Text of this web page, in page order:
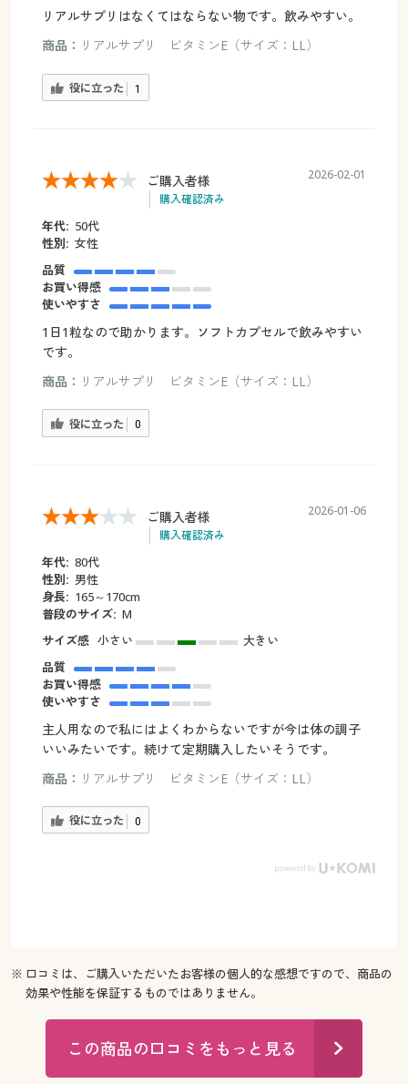
リアルサプリはなくてはならない物です。飲みやすい。
商品： リアルサプリ ビタミンE（サイズ：LL）
役に立った 1
ご購入者様
購入確認済み
2026-02-01
年代: 50代
性別: 女性
品質
お買い得感
使いやすさ
1日1粒なので助かります。ソフトカプセルで飲みやすい
です。
商品： リアルサプリ ビタミンE（サイズ：LL）
役に立った 0
ご購入者様
購入確認済み
2026-01-06
年代: 80代
性別: 男性
身長: 165～170cm
普段のサイズ: M
サイズ感 小さい
大きい
品質
お買い得感
使いやすさ
主人用なので私にはよくわからないですが今は体の調子
いいみたいです。続けて定期購入したいそうです。
商品： リアルサプリ ビタミンE（サイズ：LL）
役に立った 0
※ 口コミは、ご購入いただいたお客様の個人的な感想ですので、商品の
効果や性能を保証するものではありません。
この商品の口コミをもっと見る